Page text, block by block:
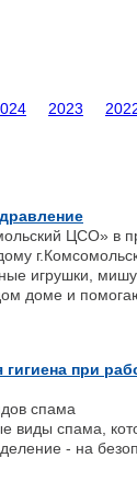
2023
ЦСО» в
игрушки,
доме и
при
спама
виды спама,
- на